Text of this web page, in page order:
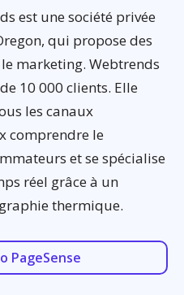
est une société privée
qui propose des
marketing. Webtrends
10 000 clients. Elle
les canaux
comprendre le
et se spécialise
réel grâce à un
thermique.
PageSense